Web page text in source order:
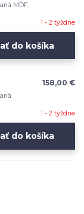
MDF,
1 - 2 týždne
do košíka
158,00 €
1 - 2 týždne
do košíka